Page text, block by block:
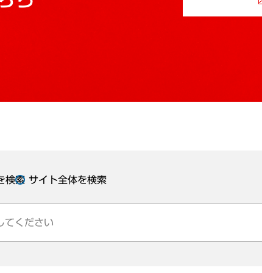
検索 サイト全体を検索